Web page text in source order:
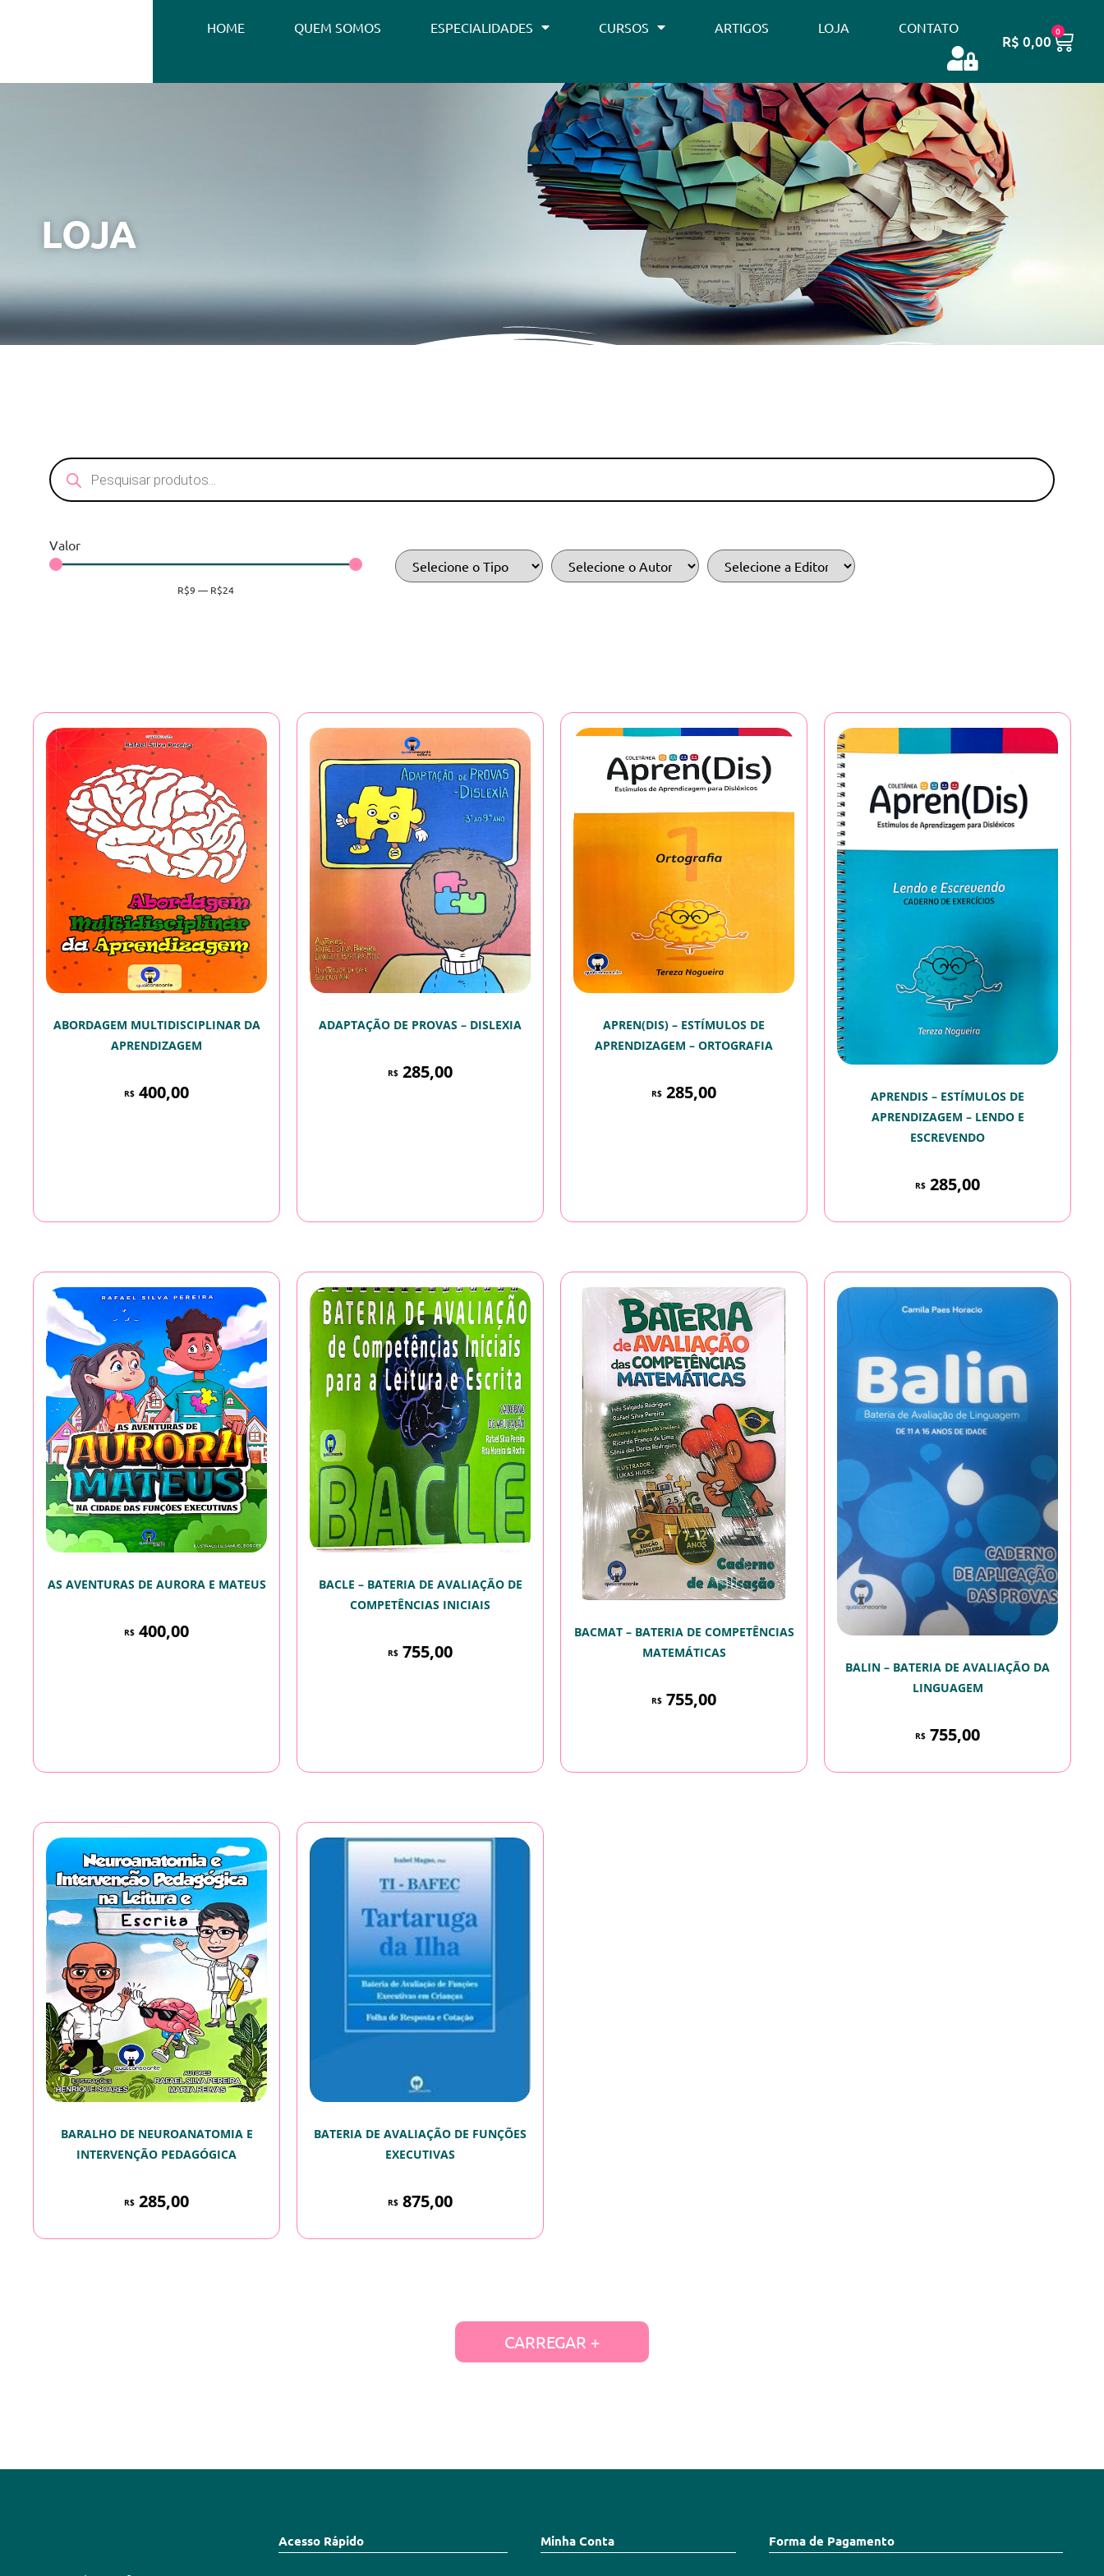
HOME QUEM SOMOS ESPECIALIDADES CURSOS ARTIGOS LOJA CONTATO
R$ 0,00
0
LOJA
Valor
R$9 — R$24
ABORDAGEM MULTIDISCIPLINAR DA
APRENDIZAGEM
R$ 400,00
ADAPTAÇÃO DE PROVAS – DISLEXIA
R$ 285,00
APREN(DIS) – ESTÍMULOS DE
APRENDIZAGEM – ORTOGRAFIA
R$ 285,00
APRENDIS – ESTÍMULOS DE
APRENDIZAGEM – LENDO E
ESCREVENDO
R$ 285,00
AS AVENTURAS DE AURORA E MATEUS
R$ 400,00
BACLE – BATERIA DE AVALIAÇÃO DE
COMPETÊNCIAS INICIAIS
R$ 755,00
BACMAT – BATERIA DE COMPETÊNCIAS
MATEMÁTICAS
R$ 755,00
BALIN – BATERIA DE AVALIAÇÃO DA
LINGUAGEM
R$ 755,00
BARALHO DE NEUROANATOMIA E
INTERVENÇÃO PEDAGÓGICA
R$ 285,00
BATERIA DE AVALIAÇÃO DE FUNÇÕES
EXECUTIVAS
R$ 875,00
CARREGAR +
Acesso Rápido Minha Conta Forma de Pagamento